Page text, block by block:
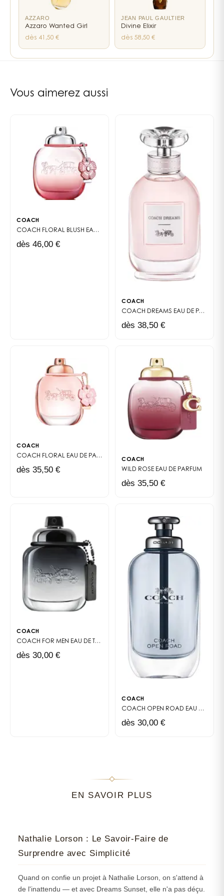
AZZARO
Azzaro Wanted Girl
dès 41,50 €
JEAN PAUL GAULTIER
Divine Elixir
dès 58,50 €
liens internes vers les pages notes, familles et parfumeurs.
Vous aimerez aussi
COACH
COACH FLORAL BLUSH EAU DE PARFUM
dès 46,00 €
COACH
COACH DREAMS EAU DE PARFUM
dès 38,50 €
COACH
COACH FLORAL EAU DE PARFUM
dès 35,50 €
COACH
WILD ROSE EAU DE PARFUM
dès 35,50 €
COACH
COACH FOR MEN EAU DE TOILETTE
dès 30,00 €
COACH
COACH OPEN ROAD EAU DE TOILETTE
dès 30,00 €
EN SAVOIR PLUS
Nathalie Lorson : Le Savoir-Faire de
Surprendre avec Simplicité
Quand on confie un projet à Nathalie Lorson, on s'attend à
de l'inattendu — et avec Dreams Sunset, elle n'a pas déçu.